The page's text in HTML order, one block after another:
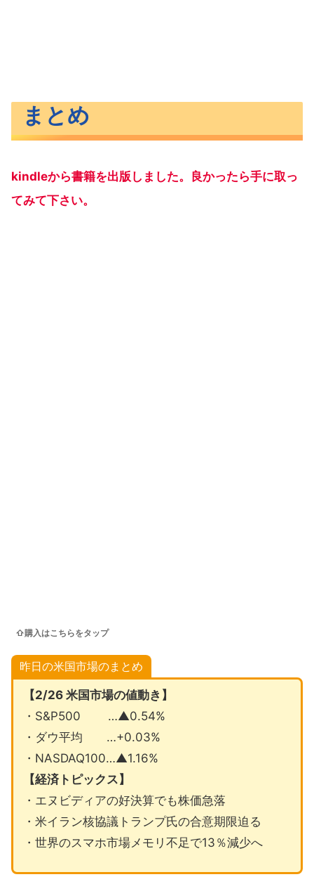
まとめ
kindleから書籍を出版しました。良かったら手に取っ
てみて下さい。
⇧購入はこちらをタップ
昨日の米国市場のまとめ
【2/26 米国市場の値動き】
・S&P500 …▲0.54%
・ダウ平均 …+0.03%
・NASDAQ100…▲1.16%
【経済トピックス】
・エヌビディアの好決算でも株価急落
・米イラン核協議トランプ氏の合意期限迫る
・世界のスマホ市場メモリ不足で13％減少へ